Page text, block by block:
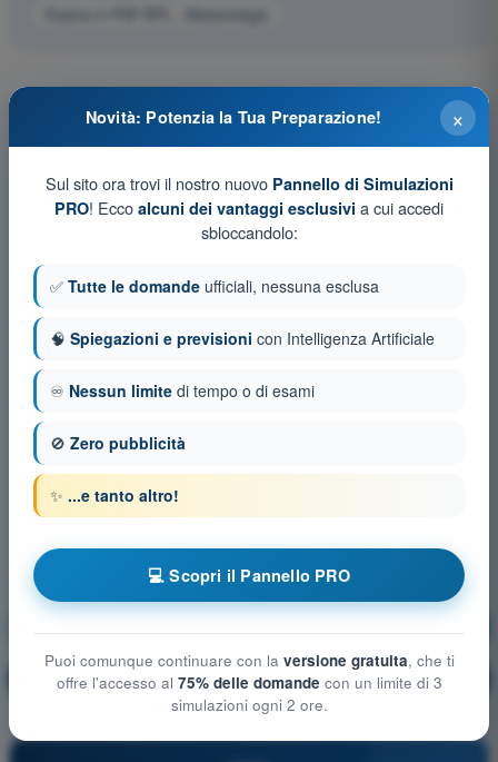
Esame in PDF BPL - Meteorologia
Meteorologia Allenamento!
🔒 PRO Spiegazione domanda
×
Novità: Potenzia la Tua Preparazione!
Sul sito ora trovi il nostro nuovo Pannello di Simulazioni
PRO! Ecco alcuni dei vantaggi esclusivi a cui accedi
sbloccandolo:
✅ Tutte le domande ufficiali, nessuna esclusa
🧠 Spiegazioni e previsioni con Intelligenza Artificiale
♾️ Nessun limite di tempo o di esami
🚫 Zero pubblicità
✨ ...e tanto altro!
💻 Scopri il Pannello PRO
Puoi comunque continuare con la versione gratuita, che ti
offre l'accesso al 75% delle domande con un limite di 3
simulazioni ogni 2 ore.